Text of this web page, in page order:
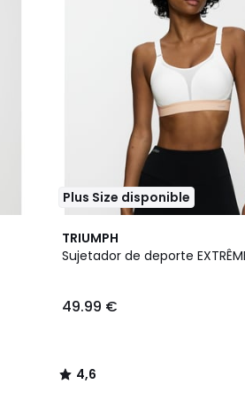
Plus Size disponible
TRIUMPH
Sujetador de deporte
49.99 €
4,6
/ 5
2
Colores
4,6
/